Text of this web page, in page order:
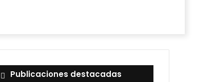
Publicaciones destacadas